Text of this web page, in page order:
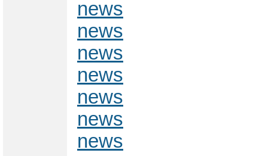
news
news
news
news
news
news
news